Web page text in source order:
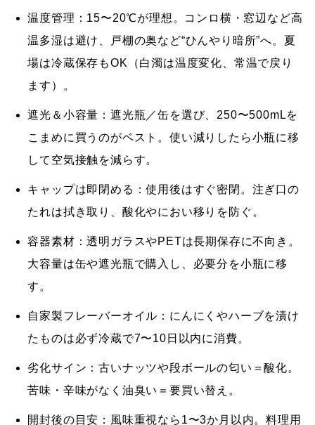
温度管理： 15〜20℃が理想。コンロ横・窓辺など高
温多湿は避け、戸棚の奥など“ひんやり暗所”へ。夏
場は冷蔵保存もOK（白濁は温度変化、常温で戻り
ます）。
遮光＆小容量： 遮光瓶／缶を選び、250〜500mLを
こまめに買うのがベスト。使い減りしたら小瓶に移
して空気接触を減らす。
キャップは即閉める：使用後はすぐ密閉。注ぎ口の
たれは拭き取り、酸化やにおい移りを防ぐ。
容器素材：透明ガラスやPETは長期保存に不向き。
大容量は缶や遮光瓶で購入し、必要分を小瓶に移
す。
自家製フレーバーオイル： にんにくやハーブを漬け
たものは必ず冷蔵で7〜10日以内に消費。
劣化サイン：古いナッツや段ボールの匂い＝酸化。
苦味・辛味がなく油臭い＝要買い替え。
開封後の目安： 風味重視なら1〜3か月以内。料理用